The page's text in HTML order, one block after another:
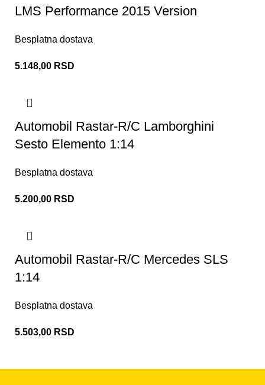
LMS Performance 2015 Version
Besplatna dostava
5.148,00 RSD
Automobil Rastar-R/C Lamborghini
Sesto Elemento 1:14
Besplatna dostava
5.200,00 RSD
Automobil Rastar-R/C Mercedes SLS
1:14
Besplatna dostava
5.503,00 RSD